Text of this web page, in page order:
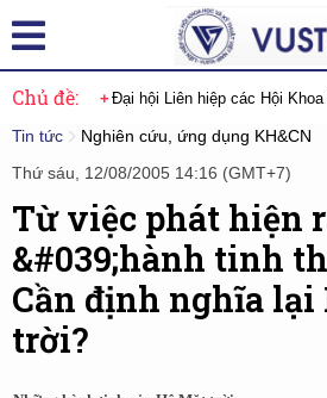
Chủ đề: Đại hội Liên hiệp các Hội
Tin tức
Nghiên cứu, ứng dụng KH&CN
Thứ sáu, 12/08/2005 14:16 (GMT+7)
Từ việc phát hiện
&#039;hành tinh
Cần định nghĩa lại
trời?